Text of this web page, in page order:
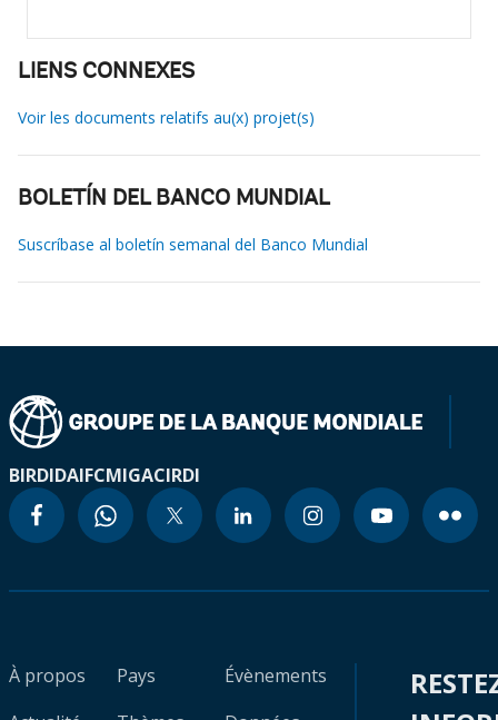
LIENS CONNEXES
Voir les documents relatifs au(x) projet(s)
BOLETÍN DEL BANCO MUNDIAL
Suscríbase al boletín semanal del Banco Mundial
BIRDIDAIFCMIGACIRDI
À propos
Pays
Évènements